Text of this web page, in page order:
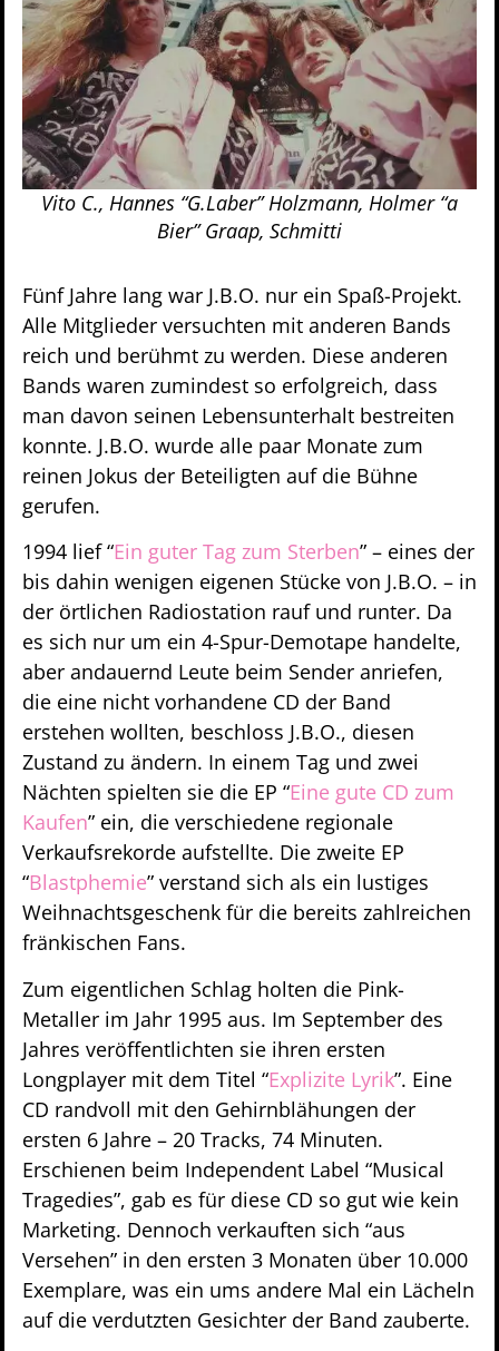
Vito C., Hannes “G.Laber” Holzmann, Holmer “a
Bier” Graap, Schmitti
Fünf Jahre lang war J.B.O. nur ein Spaß-Projekt.
Alle Mitglieder versuchten mit anderen Bands
reich und berühmt zu werden. Diese anderen
Bands waren zumindest so erfolgreich, dass
man davon seinen Lebensunterhalt bestreiten
konnte. J.B.O. wurde alle paar Monate zum
reinen Jokus der Beteiligten auf die Bühne
gerufen.
1994 lief “Ein guter Tag zum Sterben” – eines der
bis dahin wenigen eigenen Stücke von J.B.O. – in
der örtlichen Radiostation rauf und runter. Da
es sich nur um ein 4-Spur-Demotape handelte,
aber andauernd Leute beim Sender anriefen,
die eine nicht vorhandene CD der Band
erstehen wollten, beschloss J.B.O., diesen
Zustand zu ändern. In einem Tag und zwei
Nächten spielten sie die EP “Eine gute CD zum
Kaufen” ein, die verschiedene regionale
Verkaufsrekorde aufstellte. Die zweite EP
“Blastphemie” verstand sich als ein lustiges
Weihnachtsgeschenk für die bereits zahlreichen
fränkischen Fans.
Zum eigentlichen Schlag holten die Pink-
Metaller im Jahr 1995 aus. Im September des
Jahres veröffentlichten sie ihren ersten
Longplayer mit dem Titel “Explizite Lyrik”. Eine
CD randvoll mit den Gehirnblähungen der
ersten 6 Jahre – 20 Tracks, 74 Minuten.
Erschienen beim Independent Label “Musical
Tragedies”, gab es für diese CD so gut wie kein
Marketing. Dennoch verkauften sich “aus
Versehen” in den ersten 3 Monaten über 10.000
Exemplare, was ein ums andere Mal ein Lächeln
auf die verdutzten Gesichter der Band zauberte.